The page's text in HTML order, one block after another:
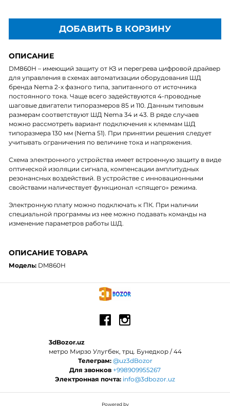
ДОБАВИТЬ В КОРЗИНУ
ОПИСАНИЕ
DM860H – имеющий защиту от КЗ и перегрева цифровой драйвер
для управления в схемах автоматизации оборудования ШД
бренда Nema 2-х фазного типа, запитанного от источника
постоянного тока. Чаще всего задействуются 4-проводные
шаговые двигатели типоразмеров 85 и 110. Данным типовым
размерам соответствуют ШД Nema 34 и 43. В ряде случаев
можно рассмотреть вариант подключения к клеммам ШД
типоразмера 130 мм (Nema 51). При принятии решения следует
учитывать ограничения по величине тока и напряжения.
Схема электронного устройства имеет встроенную защиту в виде
оптической изоляции сигнала, компенсации амплитудных
резонансных воздействий. В устройстве с инновационными
свойствами наличествует функционал «спящего» режима.
Электронную плату можно подключать к ПК. При наличии
специальной программы из нее можно подавать команды на
изменение параметров работы ШД.
ОПИСАНИЕ ТОВАРА
Модель: DM860H
3dBozor.uz
метро Мирзо Улугбек, трц. Бунедкор / 44
Телеграм: @uz3dBozor
Для звонков +998909955267
Электронная почта: info@3dbozor.uz
Powered by